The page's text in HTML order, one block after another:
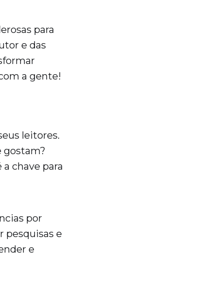
para
e das
a gente!
leitores.
gostam?
chave para
por
pesquisas e
e